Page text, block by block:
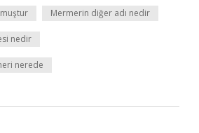
Mermerin diğer adı nedir
nedir
nerede